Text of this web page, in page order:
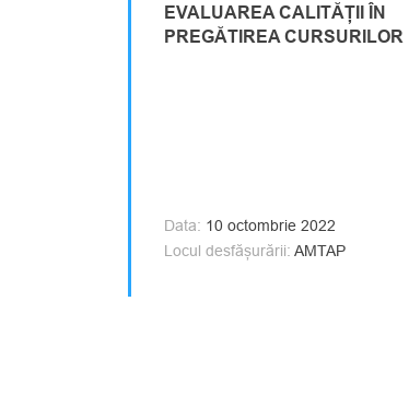
EVALUAREA CALITĂȚII ÎN
PREGĂTIREA CURSURILOR
Data: 10 octombrie 2022
Locul desfășurării: AMTAP